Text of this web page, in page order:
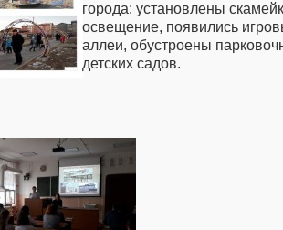
города: установлены
освещение, появились
аллеи, обустроены
детских садов.